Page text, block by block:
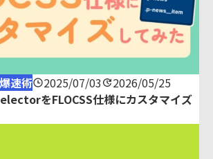
速術 2025/07/03
2026/05/25
をFLOCSS仕様にカスタマイズ